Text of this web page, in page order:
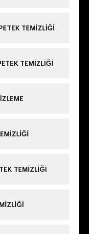
TEMIZLIĞI
TEMIZLIĞI
TEMIZLIĞI